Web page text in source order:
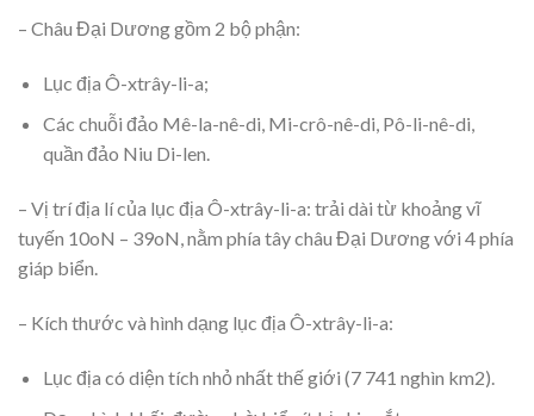
– Châu Đại Dương gồm 2 bộ phận:
Lục địa Ô-xtrây-li-a;
Các chuỗi đảo Mê-la-nê-di, Mi-crô-nê-di, Pô-li-nê-di,
quần đảo Niu Di-len.
– Vị trí địa lí của lục địa Ô-xtrây-li-a: trải dài từ khoảng vĩ
tuyến 10oN – 39oN, nằm phía tây châu Đại Dương với 4 phía
giáp biển.
– Kích thước và hình dạng lục địa Ô-xtrây-li-a:
Lục địa có diện tích nhỏ nhất thế giới (7 741 nghìn km2).